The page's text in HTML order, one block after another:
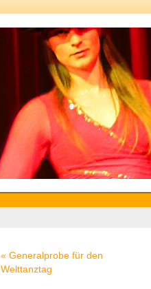
« Generalprobe für den
Welttanztag